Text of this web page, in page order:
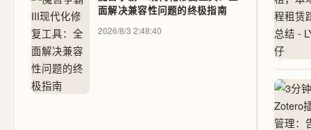
面解决兼容性问题的终极指南
2026/8/3 2:48:40